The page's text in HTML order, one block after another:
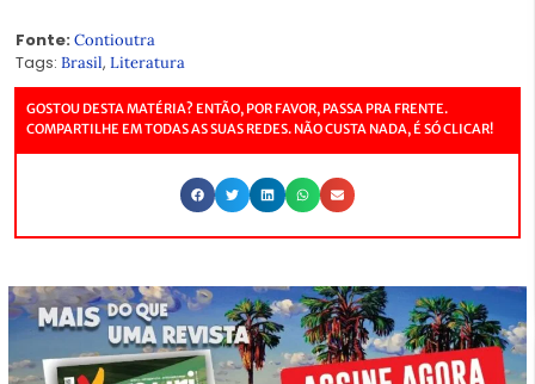
Fonte: Contioutra
Tags: Brasil, Literatura
GOSTOU DESTA MATÉRIA? ENTÃO, POR FAVOR, PASSA PRA FRENTE.
COMPARTILHE EM TODAS AS SUAS REDES. NÃO CUSTA NADA, É SÓ CLICAR!